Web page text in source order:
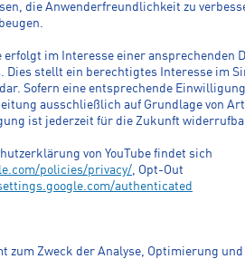
die Anwenderfreundlichkeit zu
erfolgt im Interesse einer ansprechenden
stellt ein berechtigtes Interesse im
Sofern eine entsprechende
ausschließlich auf Grundlage von
ist jederzeit für die Zukunft
von YouTube findet sich
policies/privacy/, Opt-Out
authenticated
zum Zweck der Analyse, Optimierung und